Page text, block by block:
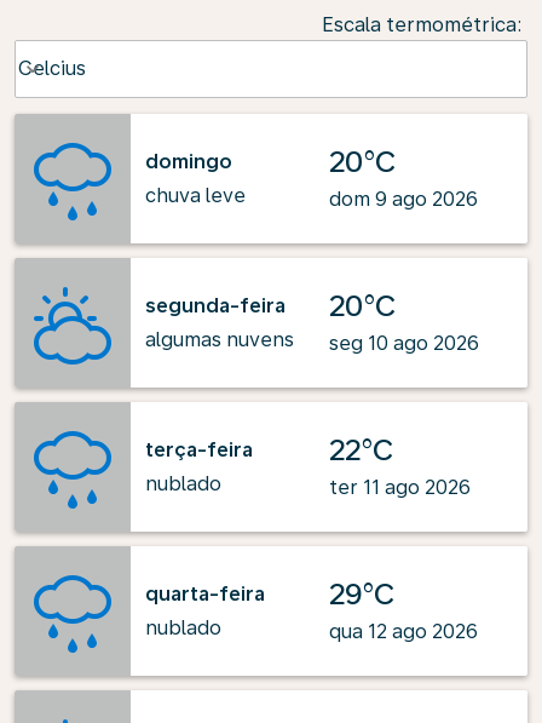
Escala termométrica:
Celcius
keyboard_arrow_down
domingo
chuva leve
20°C
dom 9 ago 2026
segunda-feira
algumas nuvens
20°C
seg 10 ago 2026
terça-feira
nublado
22°C
ter 11 ago 2026
quarta-feira
nublado
29°C
qua 12 ago 2026